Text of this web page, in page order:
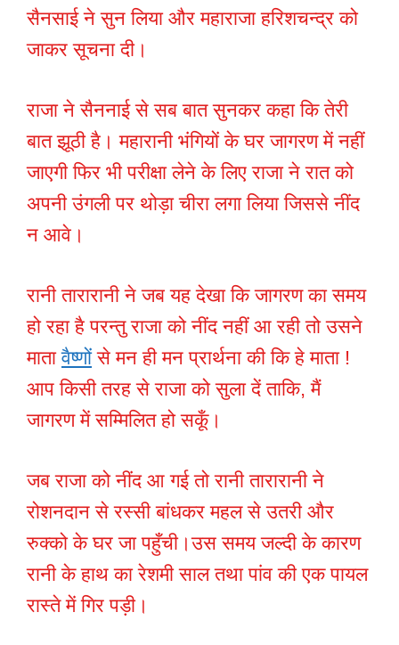
सैनसाई ने सुन लिया और महाराजा हरिशचन्द्र को
जाकर सूचना दी।
राजा ने सैननाई से सब बात सुनकर कहा कि तेरी
बात झूठी है। महारानी भंगियों के घर जागरण में नहीं
जाएगी फिर भी परीक्षा लेने के लिए राजा ने रात को
अपनी उंगली पर थोड़ा चीरा लगा लिया जिससे नींद
न आवे।
रानी तारारानी ने जब यह देखा कि जागरण का समय
हो रहा है परन्तु राजा को नींद नहीं आ रही तो उसने
मातावैष्णोंसे मन ही मन प्रार्थना की कि हे माता !
आप किसी तरह से राजा को सुला दें ताकि, मैं
जागरण में सम्मिलित हो सकूँ।
जब राजा को नींद आ गई तो रानी तारारानी ने
रोशनदान से रस्सी बांधकर महल से उतरी और
रुक्को के घर जा पहुँची।उस समय जल्दी के कारण
रानी के हाथ का रेशमी साल तथा पांव की एक पायल
रास्ते में गिर पड़ी।